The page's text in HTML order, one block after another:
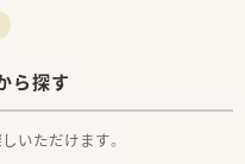
ら探す
いただけます。